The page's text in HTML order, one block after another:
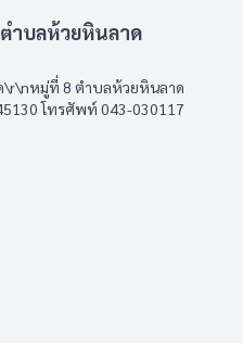
ำบลห้วยหินลาด
\r\nหมู่ที่ 8 ตำบลห้วยหินลาด
โทรศัพท์ 043-030117